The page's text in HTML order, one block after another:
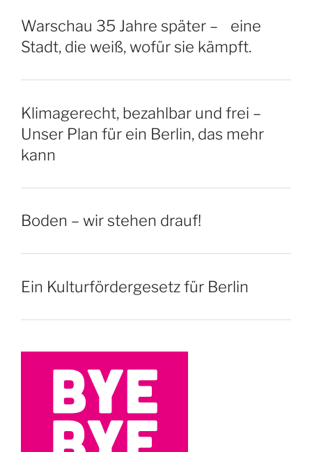
Warschau 35 Jahre später – eine
Stadt, die weiß, wofür sie kämpft.
Klimagerecht, bezahlbar und frei –
Unser Plan für ein Berlin, das mehr
kann
Boden – wir stehen drauf!
Ein Kulturfördergesetz für Berlin